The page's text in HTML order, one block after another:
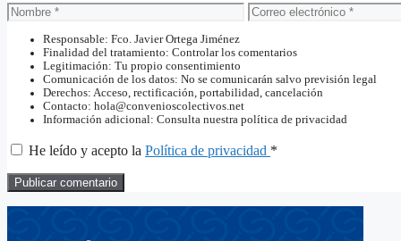
Nombre
Correo
electrónico
Responsable: Fco. Javier Ortega Jiménez
Finalidad del tratamiento: Controlar los comentarios
Legitimación: Tu propio consentimiento
Comunicación de los datos: No se comunicarán salvo previsión legal
Derechos: Acceso, rectificación, portabilidad, cancelación
Contacto: hola@convenioscolectivos.net
Información adicional: Consulta nuestra política de privacidad
He leído y acepto la Política de privacidad *